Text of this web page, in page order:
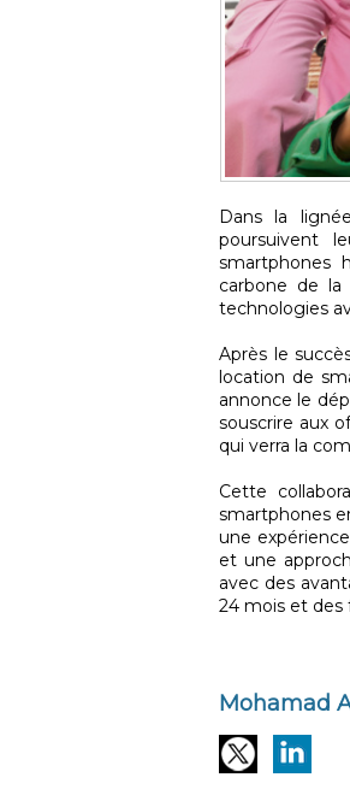
Dans la
poursuivent
smartphones
carbone de la
technologies
Après le
location de
annonce le
souscrire aux
qui verra la
Cette
smartphones
une
et une
avec des
24 mois et des
Mohamad